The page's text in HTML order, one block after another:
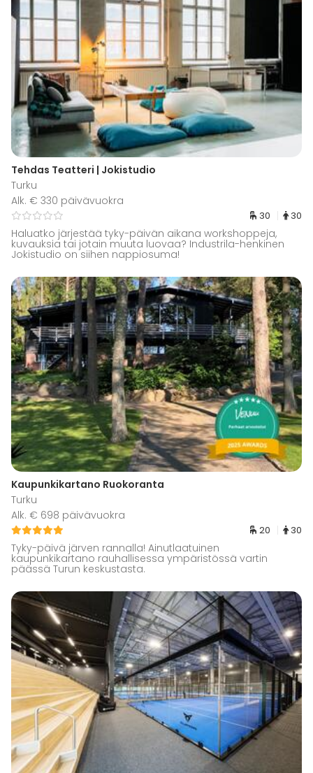
Tehdas Teatteri | Jokistudio
Turku
Alk. € 330 päivävuokra
30 30
Haluatko järjestää tyky-päivän aikana workshoppeja,
kuvauksia tai jotain muuta luovaa? Industrila-henkinen
Jokistudio on siihen nappiosuma!
Kaupunkikartano Ruokoranta
Turku
Alk. € 698 päivävuokra
20 30
Tyky-päivä järven rannalla! Ainutlaatuinen
kaupunkikartano rauhallisessa ympäristössä vartin
päässä Turun keskustasta.